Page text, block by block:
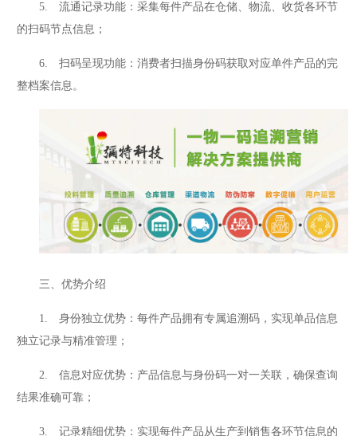
5. 流通记录功能：采集每件产品在仓储、物流、收货各环节
的扫码节点信息；
6. 扫码呈现功能：消费者扫描身份码获取对应单件产品的完
整档案信息。
三、优势介绍
1. 身份独立优势：每件产品拥有专属追溯码，实现单品信息
独立记录与精准管理；
2. 信息对应优势：产品信息与身份码一对一关联，确保查询
结果准确可靠；
3. 记录精细优势：实现每件产品从生产到销售各环节信息的